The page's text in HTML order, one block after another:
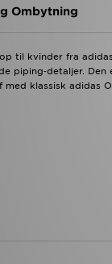
Ombytning
til kvinder fra
piping‑detaljer.
klassisk adidas